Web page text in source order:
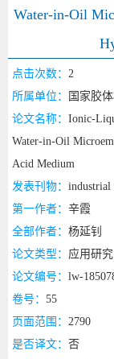
Water-in-Oil
点击次数： 2
所属单位：
国家胶
论文名称： Ionic-
Water-in-Oil
Acid Medium
发表刊物： industrial
第一作者： 辛霞
全部作者： 杨延钊
论文类型： 应用研究
论文编号： lw-
卷号： 55
页面范围： 2790
是否译文： 否